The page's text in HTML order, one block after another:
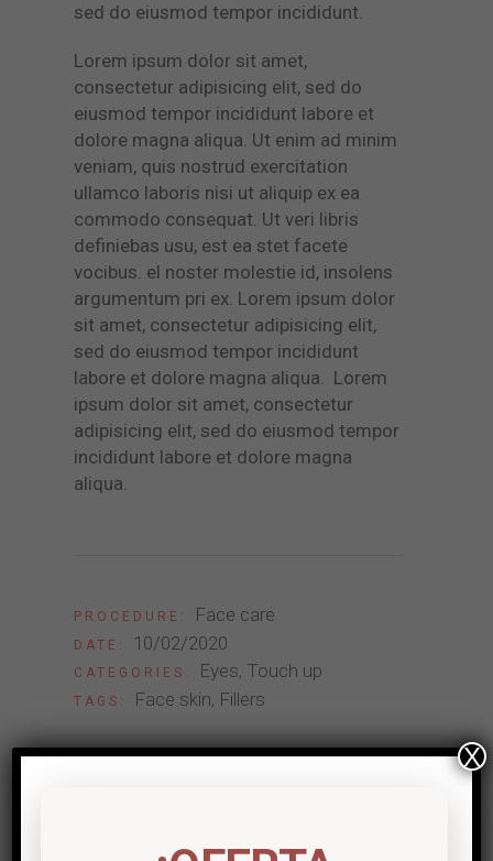
sed do eiusmod tempor incididunt.
Lorem ipsum dolor sit amet,
consectetur adipisicing elit, sed do
eiusmod tempor incididunt labore et
dolore magna aliqua. Ut enim ad minim
veniam, quis nostrud exercitation
ullamco laboris nisi ut aliquip ex ea
commodo consequat. Ut veri libris
definiebas usu, est ea stet facete
vocibus. el noster molestie id, insolens
argumentum pri ex. Lorem ipsum dolor
sit amet, consectetur adipisicing elit,
sed do eiusmod tempor incididunt
labore et dolore magna aliqua. Lorem
ipsum dolor sit amet, consectetur
adipisicing elit, sed do eiusmod tempor
incididunt labore et dolore magna
aliqua.
PROCEDURE: Face care
DATE: 10/02/2020
CATEGORIES: Eyes Touch up
TAGS: Face skin Fillers
X